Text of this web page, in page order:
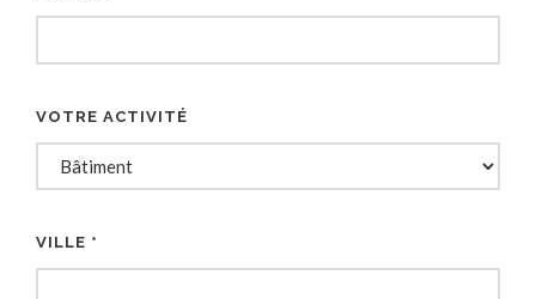
VOTRE ACTIVITÉ
VILLE *